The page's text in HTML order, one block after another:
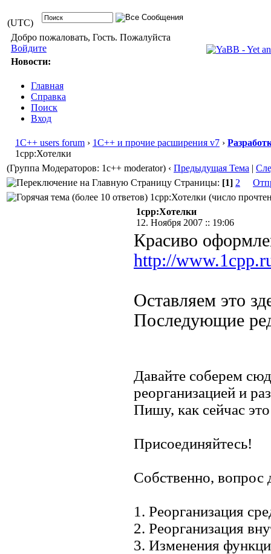
(UTC)
Добро пожаловать, Гость. Пожалуйста
Войдите
Новости:
Главная
Справка
Поиск
Вход
1С++ users forum › 1С++ и прочие расширения v7 ›
1cpp:Хотелки
(Группа Модераторов: 1c++ moderator) ‹ Предыдущая Тема |
Страницы: [1] 2
1cpp:Хотелки (число
1cpp:Хотелки
12. Ноября 2007 :: 19:06
Красиво
http://
Оставляем это
Последующие
Давайте соберем
реорганизацией и
Пишу, как сейчас
Присоединяйтесь!
Собственно, вопрос
1. Реорганизация
2. Реорганизация
3. Изменения